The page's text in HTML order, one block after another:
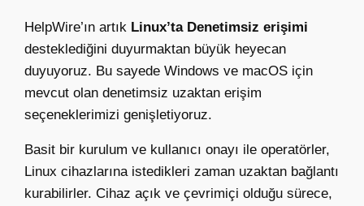
HelpWire’ın artık Linux’ta Denetimsiz erişimi
desteklediğini duyurmaktan büyük heyecan
duyuyoruz. Bu sayede Windows ve macOS için
mevcut olan denetimsiz uzaktan erişim
seçeneklerimizi genişletiyoruz.
Basit bir kurulum ve kullanıcı onayı ile operatörler,
Linux cihazlarına istedikleri zaman uzaktan bağlantı
kurabilirler. Cihaz açık ve çevrimiçi olduğu sürece,